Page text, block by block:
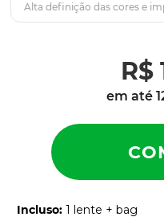
R$
em até
Incluso: 1 lente + bag